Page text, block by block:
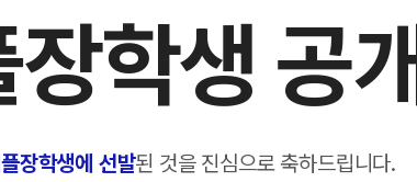
학습 콘텐츠 한눈에 보기
OMEGA 모의고사
전국 대단위 실전 모의고사
메가X대성 더 프리미엄 모의고사
학생 공개
장학생에 선발된 것을 진심으로 축하드립니다.